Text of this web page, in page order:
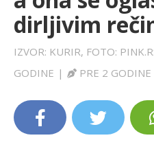
LIFESTYLE
EXTRA
dirljivim
IZVOR: KURIR, FOTO:
GODINE | PRE 2 GODINE